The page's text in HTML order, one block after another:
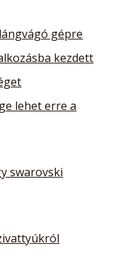
gépre
kezdett
lehet erre a
swarovski